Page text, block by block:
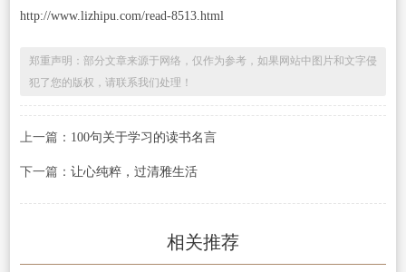
http://www.lizhipu.com/read-8513.html
郑重声明：部分文章来源于网络，仅作为参考，如果网站中图片和文字侵
犯了您的版权，请联系我们处理！
上一篇： 100句关于学习的读书名言
下一篇： 让心纯粹，过清雅生活
相关推荐